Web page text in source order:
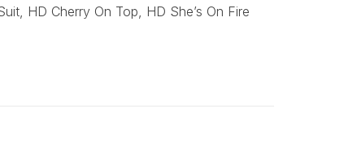
HD Cherry On Top, HD She’s On Fire